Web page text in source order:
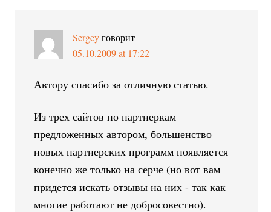
Sergey говорит
05.10.2009 at 17:22
Автору спасибо за отличную статью.
Из трех сайтов по партнеркам
предложенных автором, большенство
новых партнерских программ появляется
конечно же только на серче (но вот вам
придется искать отзывы на них - так как
многие работают не добросовестно).